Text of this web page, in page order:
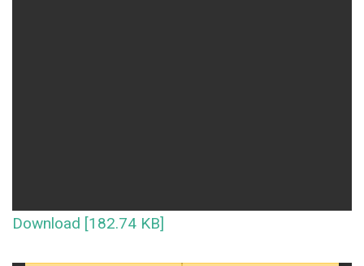
Download [182.74 KB]